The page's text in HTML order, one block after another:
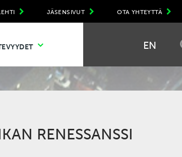
OTA YHTEYTTÄ
JÄSENSIVUT
EN
RENESSANSSI